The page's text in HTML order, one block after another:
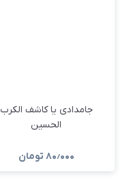
جامدادی یا کاشف الکرب
الحسین
۸۰٫۰۰۰ تومان